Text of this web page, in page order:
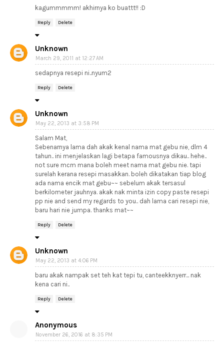
kagummmmm! akhirnya ko buattt!! :D
Reply Delete
Unknown
March 29, 2011 at 12:27 AM
sedapnya resepi ni..nyum2
Reply Delete
Unknown
May 22, 2013 at 3:58 PM
Salam Mat,
Sebenarnya lama dah akak kenal nama mat gebu nie, dlm 4
tahun.. ini menjelaskan lagi betapa famousnya dikau.. hehe..
not sure mcm mana boleh meet nama mat gebu nie. tapi
surelah kerana resepi masakkan. boleh dikatakan tiap blog
ada nama encik mat gebu~~ sebelum akak tersasul
berkilometer jauhnya. akak nak minta izin copy paste resepi
pp nie and send my regards to you.. dah lama cari resepi nie,
baru hari nie jumpa. thanks mat~~
Reply Delete
Unknown
May 22, 2013 at 4:06 PM
baru akak nampak set teh kat tepi tu, canteekknyerr... nak
kena cari ni..
Reply Delete
Anonymous
November 26, 2016 at 8:35 PM